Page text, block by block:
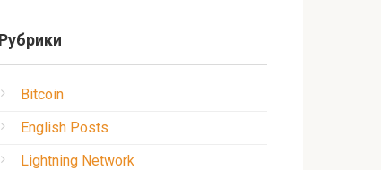
Рубрики
Bitcoin
English Posts
Lightning Network